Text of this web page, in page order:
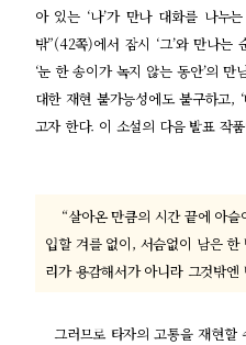
아 있는 ‘나’가 만나 대화를 나누
밖”(42쪽)에서 잠시 ‘그’와 만나는
‘눈 한 송이가 녹지 않는 동안’의
대한 재현 불가능성에도 불구하고,
고자 한다. 이 소설의 다음 발표 작
“살아온 만큼의 시간 끝에 아슬
입할 겨를 없이, 서슴없이 남은
리가 용감해서가 아니라 그것밖엔
그러므로 타자의 고통을 재현할